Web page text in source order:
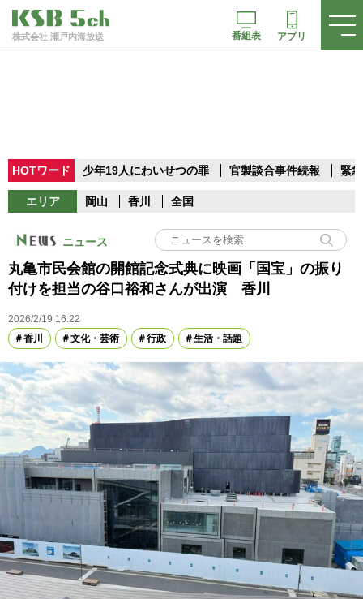
株式会社 瀬戸内海放送 番組表 アプリ
HOTワード 少年19人にわいせつの罪 官製談合事件続報 緊
エリア 岡山 香川 全国
ニュース
丸亀市民会館の開館記念式典に映画「国宝」の振り
付けを担当の谷口裕和さんが出演 香川
2026/2/19 16:22
香川
文化・芸術 行政 生活・話題